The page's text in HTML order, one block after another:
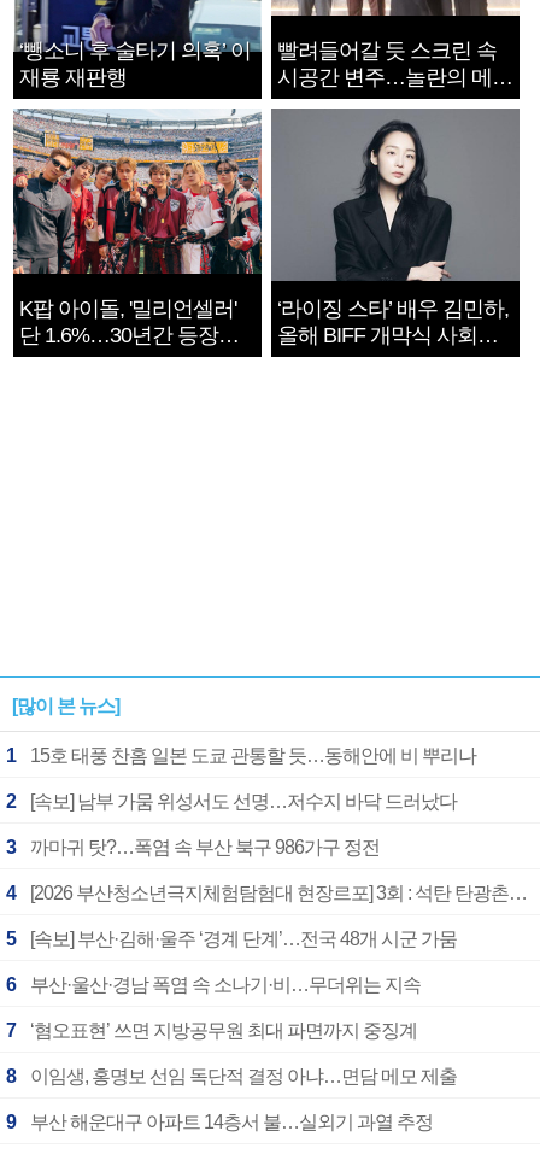
‘뺑소니 후 술타기 의혹’ 이
재룡 재판행
빨려들어갈 듯 스크린 속
시공간 변주…놀란의 메시
지는 ‘전쟁 속죄’
K팝 아이돌, '밀리언셀러'
단 1.6%…30년간 등장
1182개팀 전수조사
‘라이징 스타’ 배우 김민하,
올해 BIFF 개막식 사회자
확정
[많이 본 뉴스]
1 15호 태풍 찬홈 일본 도쿄 관통할 듯…동해안에 비 뿌리나
2 [속보] 남부 가뭄 위성서도 선명…저수지 바닥 드러났다
3 까마귀 탓?…폭염 속 부산 북구 986가구 정전
4 [2026 부산청소년극지체험탐험대 현장르포] 3회 : 석탄 탄광촌에서 북극 연구의 중심지로
5 [속보] 부산·김해·울주 ‘경계 단계’…전국 48개 시군 가뭄
6 부산·울산·경남 폭염 속 소나기·비…무더위는 지속
7 ‘혐오표현’ 쓰면 지방공무원 최대 파면까지 중징계
8 이임생, 홍명보 선임 독단적 결정 아냐…면담 메모 제출
9 부산 해운대구 아파트 14층서 불…실외기 과열 추정